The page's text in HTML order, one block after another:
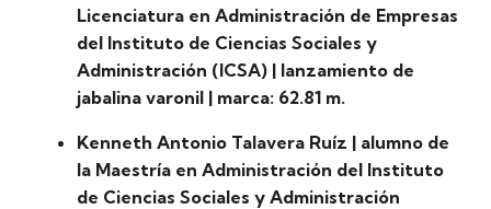
Licenciatura en Administración de Empresas
del Instituto de Ciencias Sociales y
Administración (ICSA) | lanzamiento de
jabalina varonil | marca: 62.81 m.
Kenneth Antonio Talavera Ruíz | alumno de
la Maestría en Administración del Instituto
de Ciencias Sociales y Administración